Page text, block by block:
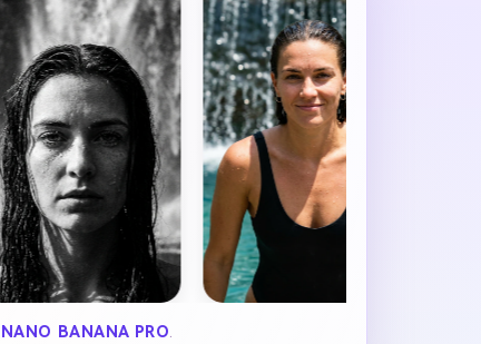
NANO BANANA PRO